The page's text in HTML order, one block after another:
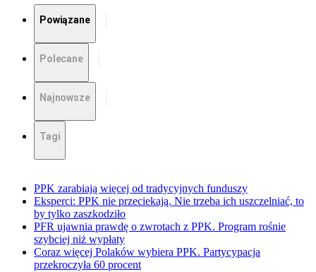
Powiązane
Polecane
Najnowsze
Tagi
PPK zarabiają więcej od tradycyjnych funduszy
Eksperci: PPK nie przeciekają. Nie trzeba ich uszczelniać, to
by tylko zaszkodziło
PFR ujawnia prawdę o zwrotach z PPK. Program rośnie
szybciej niż wypłaty
Coraz więcej Polaków wybiera PPK. Partycypacja
przekroczyła 60 procent